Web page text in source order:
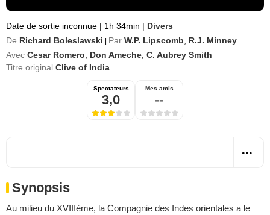
Date de sortie inconnue | 1h 34min | Divers
De Richard Boleslawski Par W.P. Lipscomb
R.J. Minney
Avec Cesar Romero Don Ameche C. Aubrey Smith
Titre original Clive of India
Spectateurs
3,0
Mes amis
--
Synopsis
Au milieu du XVIIIème, la Compagnie des Indes orientales a le